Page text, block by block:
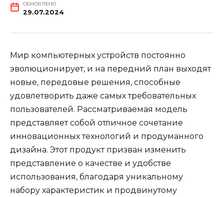
ОБНОВЛЕНО
29.07.2024
Мир компьютерных устройств постоянно
эволюционирует, и на передний план выходят
новые, передовые решения, способные
удовлетворить даже самых требовательных
пользователей. Рассматриваемая модель
представляет собой отличное сочетание
инновационных технологий и продуманного
дизайна. Этот продукт призван изменить
представление о качестве и удобстве
использования, благодаря уникальному
набору характеристик и продвинутому